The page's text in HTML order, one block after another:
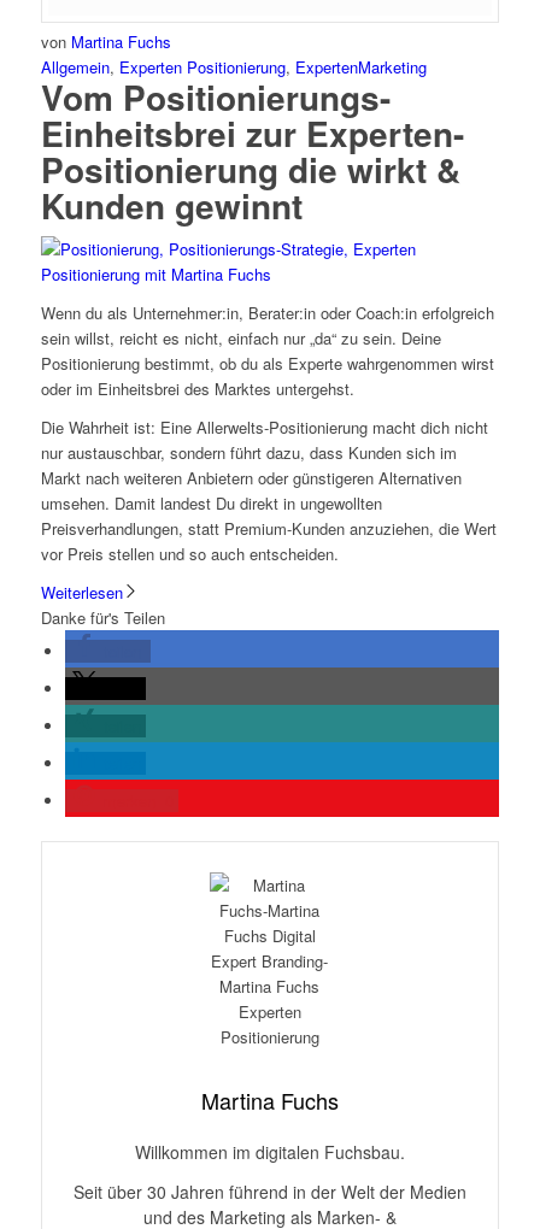
von Martina Fuchs
Allgemein, Experten Positionierung, ExpertenMarketing
Vom Positionierungs-
Einheitsbrei zur Experten-
Positionierung die wirkt &
Kunden gewinnt
Wenn du als Unternehmer:in, Berater:in oder Coach:in erfolgreich
sein willst, reicht es nicht, einfach nur „da“ zu sein. Deine
Positionierung bestimmt, ob du als Experte wahrgenommen wirst
oder im Einheitsbrei des Marktes untergehst.
Die Wahrheit ist: Eine Allerwelts-Positionierung macht dich nicht
nur austauschbar, sondern führt dazu, dass Kunden sich im
Markt nach weiteren Anbietern oder günstigeren Alternativen
umsehen. Damit landest Du direkt in ungewollten
Preisverhandlungen, statt Premium-Kunden anzuziehen, die Wert
vor Preis stellen und so auch entscheiden.
Weiterlesen
Danke für's Teilen
Martina Fuchs
Willkommen im digitalen Fuchsbau.
Seit über 30 Jahren führend in der Welt der Medien
und des Marketing als Marken- &